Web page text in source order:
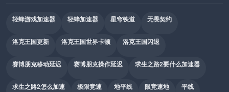
轻蜂游戏加速器 轻蜂加速器 星穹铁道 无畏契约
洛克王国更新 洛克王国世界卡顿 洛克王国闪退
赛博朋克移动延迟 赛博朋克操作延迟 求生之路2要什么加速器
求生之路2怎么加速 极限竞速 地平线 限竞速地 平线